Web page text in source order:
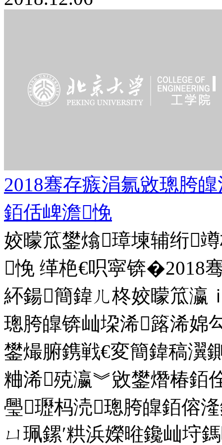
2018骞存瘯涓氱敓璁胯
銆佸崥澹悗
姣曚笟鐢熻璋堜辅绗
悗 缂栬€呮寜锛�2018
紑鍚簡鍏ㄦ柊姣曚笟瀛
璁胯皥锛屾垜浠簬浠婂
鐢熶腑鎸戦€変簡鍏稿瀷
粬浠殑瀛︾敓鐢熸椿銆
璺瓑杩涜璁胯皥銆傛
ㄩ珮鏍′粠浜嬫暀鑱屾垨